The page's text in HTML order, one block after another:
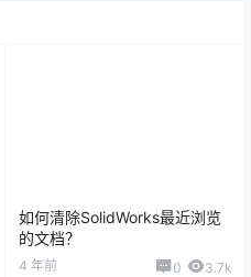
如何清除SolidWorks最近浏览
的文档？
4 年前 0 3.7k